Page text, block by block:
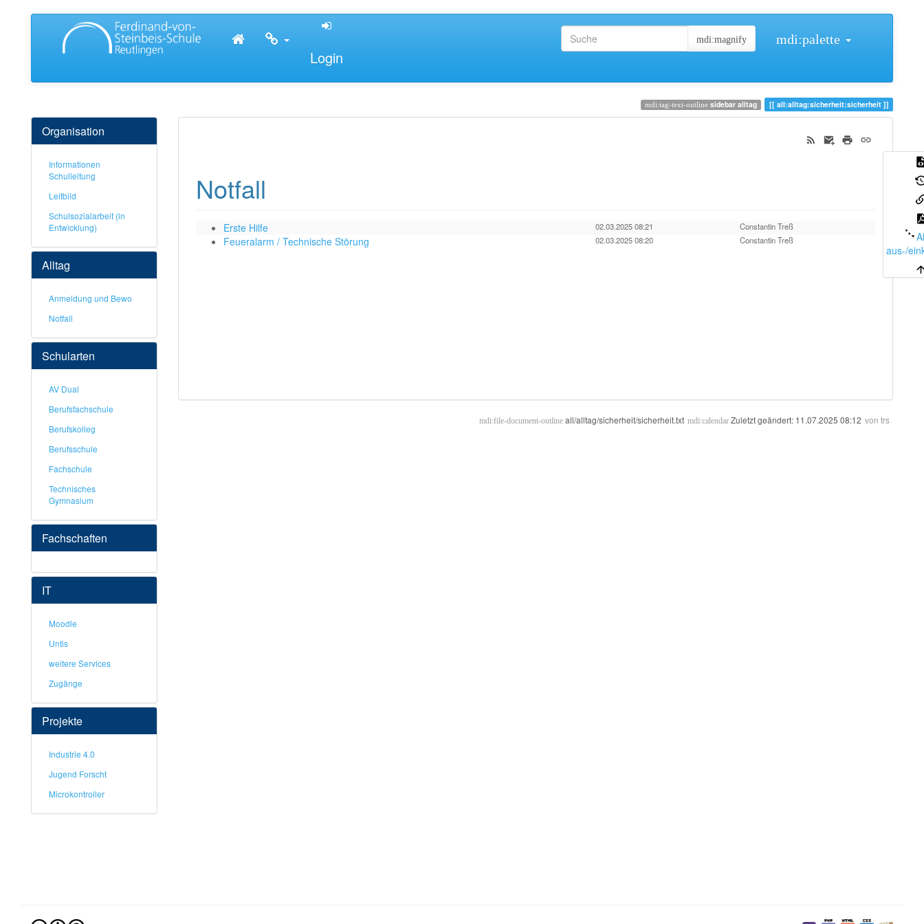
Login
sidebar alltag all:alltag:sicherheit:sicherheit
Organisation
Informationen
Schulleitung
Leitbild
Schulsozialarbeit (in
Entwicklung)
Alltag
Anmeldung und Bewo
Notfall
Schularten
AV Dual
Berufsfachschule
Berufskolleg
Berufsschule
Fachschule
Technisches
Gymnasium
Fachschaften
IT
Moodle
Untis
weitere Services
Zugänge
Projekte
Industrie 4.0
Jugend Forscht
Microkontroller
aus-/
Notfall
Erste Hilfe 02.03.2025 08:21 Constantin Treß
Feueralarm / Technische Störung 02.03.2025 08:20 Constantin Treß
all/alltag/sicherheit/sicherheit.txt Zuletzt geändert: 11.07.2025 08:12 von trs